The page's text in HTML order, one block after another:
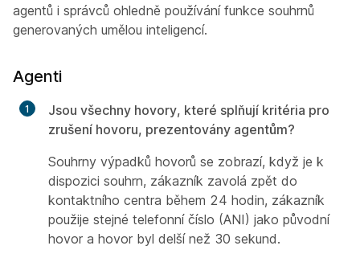
agentů i správců ohledně používání funkce souhrnů
generovaných umělou inteligencí.
Agenti
Jsou všechny hovory, které splňují kritéria pro
zrušení hovoru, prezentovány agentům?
Souhrny výpadků hovorů se zobrazí, když je k
dispozici souhrn, zákazník zavolá zpět do
kontaktního centra během 24 hodin, zákazník
použije stejné telefonní číslo (ANI) jako původní
hovor a hovor byl delší než 30 sekund.